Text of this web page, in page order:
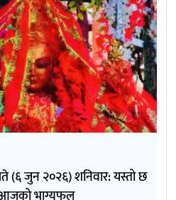
जुन २०२६) शनिवार: यस्तो छ